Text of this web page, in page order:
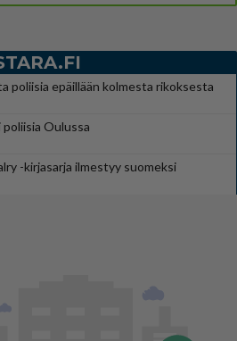
poliisia epäillään kolmesta rikoksesta
Oulussa
-kirjasarja ilmestyy suomeksi